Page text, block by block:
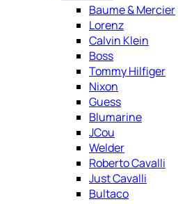
Baume & Mercier
Lorenz
Calvin Klein
Boss
Tommy Hilfiger
Nixon
Guess
Blumarine
JCou
Welder
Roberto Cavalli
Just Cavalli
Bultaco